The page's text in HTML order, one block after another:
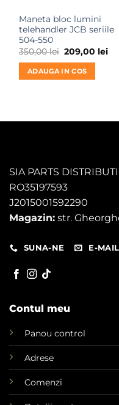
Maneta bloc lumini
telehandler JCB seriile
504-550
350,00lei Prețul
inițial
a
fost:
350,00 lei.
209,00 lei
ADAUGA IN COS
SIA PARTS
RO35197593
J2015001592290
Magazin: str.
SUNA-NE E-MAIL
Contul meu
Panou control
Adrese
Comenzi